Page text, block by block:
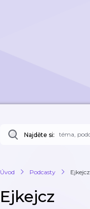
Najděte si:
Úvod Podcasty Ejkejcz
Ejkejcz